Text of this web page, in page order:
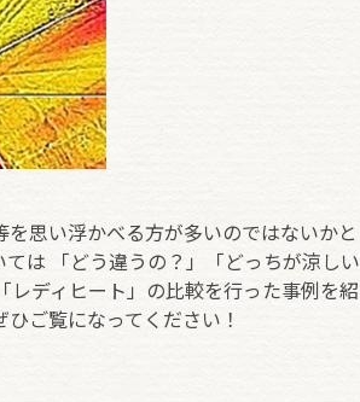
思い浮かべる方が多いのではないかと
は 「どう違うの？」「どっちが涼しい
ディヒート」の比較を行った事例を紹
ご覧になってください！